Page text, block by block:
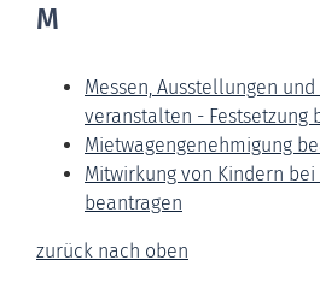
M
Messen, Ausstellungen
veranstalten - Festsetzung
Mietwagengenehmigung
Mitwirkung von Kindern
beantragen
zurück nach oben